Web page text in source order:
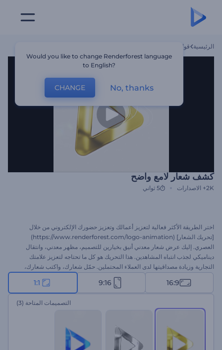
الرئيسية قوالب
كشف شعار لامع واضح
2K+ الاصدارات 5 ثواني
اختر الطريقة الأكثر فعالية لتعزيز أعمالك وتعزيز حضورك الإلكتروني من خلال
[تحريك الشعار] (https://www.renderforest.com/logo-animation)
العصري. إليك عرض شعار معدني أنيق بخيارين للتصميم، مظهر معدني، وانتقال
ديناميكي لجذب انتباه المشاهدين. هذا التحريك هو كل ما تحتاجه لتعزيز علامتك
التجارية وزيادة مصداقيتها لدى العملاء المحتملين. حمّل شعارك، واكتب شعارك،
وانتظر بضع دقائق لتحصل على افتتاحية شعار متحركة احترافية. مثالية للترويج
للعلامات التجارية الجديدة، وعروض الشركات، وافتتاحيات مؤتمرات الأعمال،
وعروض المنتجات، والإعلانات التلفزيونية، وغيرها الكثير. جرّبه الآن!
16:9
9:16
1:1
التصميمات المتاحة (3)
Would you like to change Renderforest language
to English?
CHANGE No, thanks